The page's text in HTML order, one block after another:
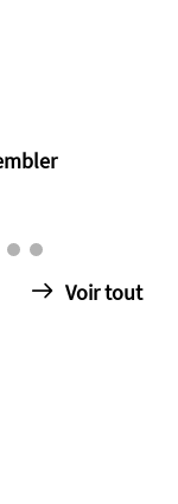
Voir tout